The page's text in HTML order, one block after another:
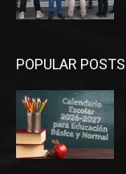
POPULAR POSTS